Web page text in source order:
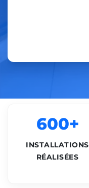
600+
INSTALLATIONS
RÉALISÉES